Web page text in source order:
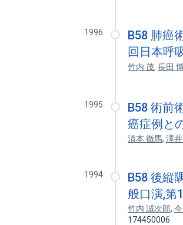
1996
B58 肺癌
回日本呼
竹内 茂,長田
1995
B58 術前
癌症例と
清本 徹馬,澤
1994
B58 後縦
般口演,第
竹内 誠次郎,
174450006